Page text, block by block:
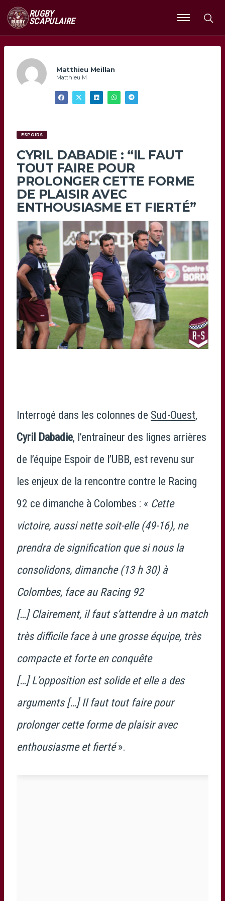
RUGBY
SCAPULAIRE
Ouvrir
le
Matthieu Meillan
Matthieu M
ESPOIRS
CYRIL DABADIE : “IL FAUT
TOUT FAIRE POUR
PROLONGER CETTE FORME
DE PLAISIR AVEC
ENTHOUSIASME ET FIERTÉ”
Interrogé dans les colonnes de Sud-Ouest,
Cyril Dabadie, l’entraîneur des lignes arrières
de l’équipe Espoir de l’UBB, est revenu sur
les enjeux de la rencontre contre le Racing
92 ce dimanche à Colombes : « Cette
victoire, aussi nette soit-elle (49-16), ne
prendra de signification que si nous la
consolidons, dimanche (13 h 30) à
Colombes, face au Racing 92
[…] Clairement, il faut s’attendre à un match
très difficile face à une grosse équipe, très
compacte et forte en conquête
[…] L’opposition est solide et elle a des
arguments […] Il faut tout faire pour
prolonger cette forme de plaisir avec
enthousiasme et fierté».